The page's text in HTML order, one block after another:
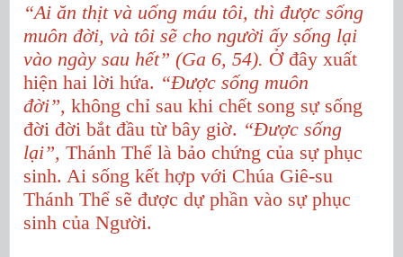
“Ai ăn thịt và uống máu tôi, thì được sống
muôn đời, và tôi sẽ cho người ấy sống lại
vào ngày sau hết” (Ga 6, 54). Ở đây xuất
hiện hai lời hứa. “Được sống muôn
đời”, không chỉ sau khi chết song sự sống
đời đời bắt đầu từ bây giờ. “Được sống
lại”, Thánh Thể là bảo chứng của sự phục
sinh. Ai sống kết hợp với Chúa Giê-su
Thánh Thể sẽ được dự phần vào sự phục
sinh của Người.